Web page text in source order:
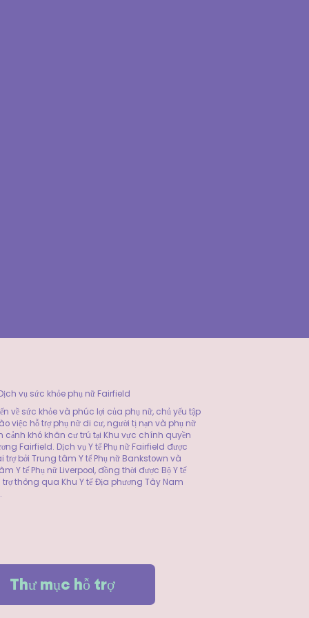
về sức khỏe và phúc lợi của phụ nữ, chủ yếu tập
việc hỗ trợ phụ nữ di cư, người tị nạn và phụ nữ
cảnh khó khăn cư trú tại Khu vực chính quyền
Fairfield. Dịch vụ Y tế Phụ nữ Fairfield được
trợ bởi Trung tâm Y tế Phụ nữ Bankstown và
Y tế Phụ nữ Liverpool, đồng thời được Bộ Y tế
trợ thông qua Khu Y tế Địa phương Tây Nam
vụ sức khỏe phụ nữ Fairfield
Thư mục hỗ trợ